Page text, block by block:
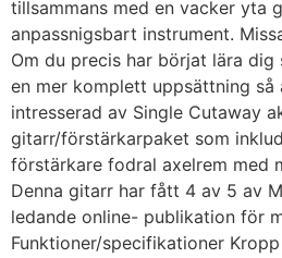
tillsammans med en vacker yta
anpassnigsbart instrument.
Om du precis har börjat lära dig
en mer komplett uppsättning
intresserad av Single Cutaway
gitarr/förstärkarpaket som
förstärkare fodral axelrem med
Denna gitarr har fått 4 av 5 av
ledande online- publikation för
Funktioner/specifikationer